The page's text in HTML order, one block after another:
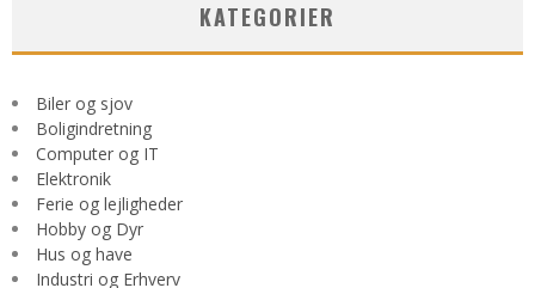
KATEGORIER
Biler og sjov
Boligindretning
Computer og IT
Elektronik
Ferie og lejligheder
Hobby og Dyr
Hus og have
Industri og Erhverv